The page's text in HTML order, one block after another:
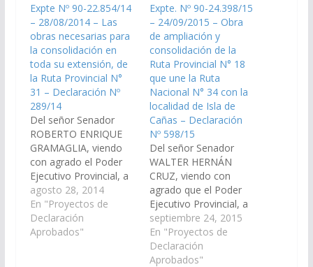
Expte Nº 90-22.854/14
– 28/08/2014 – Las
obras necesarias para
la consolidación en
toda su extensión, de
la Ruta Provincial N°
31 – Declaración Nº
289/14
Del señor Senador
ROBERTO ENRIQUE
GRAMAGLIA, viendo
con agrado el Poder
Ejecutivo Provincial, a
través de la Dirección
de Vialidad de Salta,
incluya en el
Presupuesto General
agosto 28, 2014
En "Proyectos de
Declaración
Aprobados"
Expte. Nº 90-24.398/15
– 24/09/2015 – Obra
de ampliación y
consolidación de la
Ruta Provincial N° 18
que une la Ruta
Nacional N° 34 con la
localidad de Isla de
Cañas – Declaración
Nº 598/15
Del señor Senador
WALTER HERNÁN
CRUZ, viendo con
agrado que el Poder
Ejecutivo Provincial, a
través del Ministerio de
Economía,
Infraestructura y
Servicios Públicos y la
septiembre 24, 2015
En "Proyectos de
Declaración
Aprobados"